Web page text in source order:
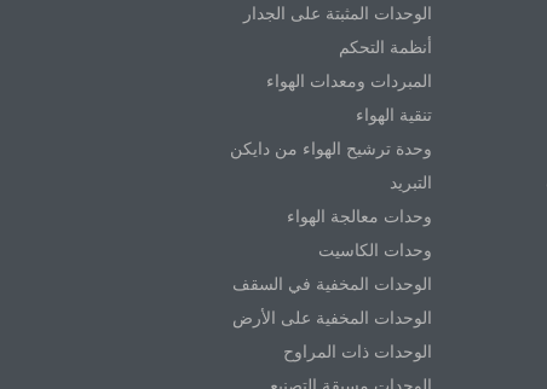
الوحدات المثبتة على الجدار
أنظمة التحكم
المبردات ومعدات الهواء
تنقية الهواء
وحدة ترشيح الهواء من دايكن
التبريد
وحدات معالجة الهواء
وحدات الكاسيت
الوحدات المخفية في السقف
الوحدات المخفية على الأرض
الوحدات ذات المراوح